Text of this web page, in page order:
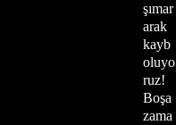
şımar
arak
kayb
oluyo
ruz!
Boşa
zama